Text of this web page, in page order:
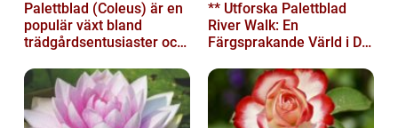
Palettblad (Coleus) är en
populär växt bland
trädgårdsentusiaster och
** Utforska Palettblad
River Walk: En
Färgsprakande Värld i Din